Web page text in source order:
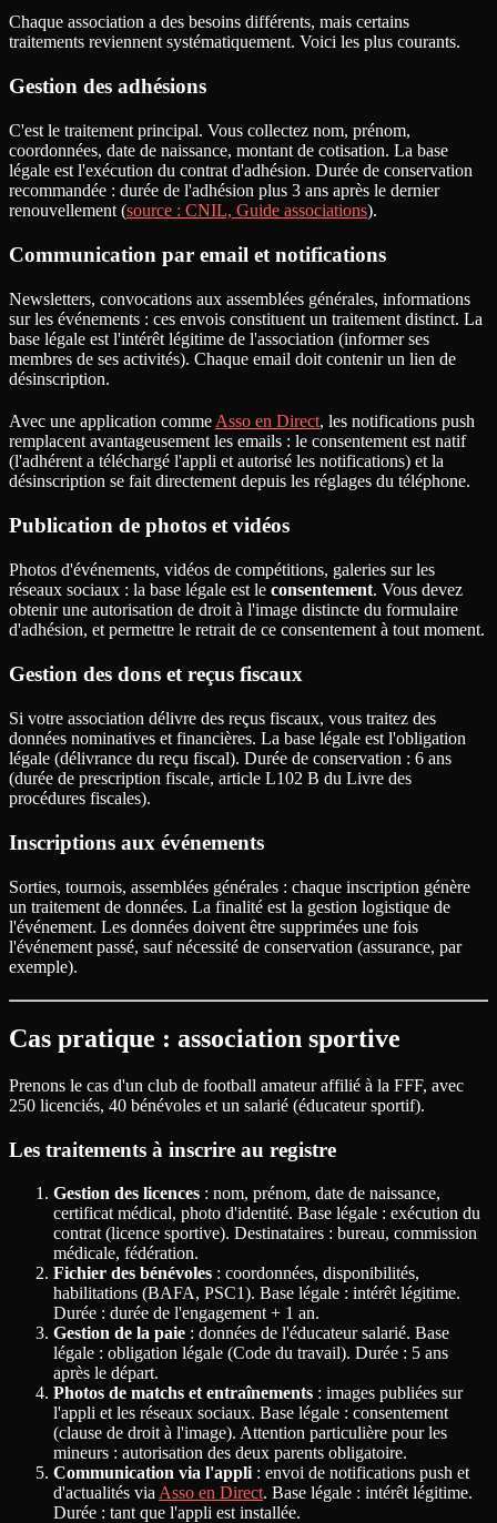
Chaque association a des besoins différents, mais certains
traitements reviennent systématiquement. Voici les plus courants.
Gestion des adhésions
C'est le traitement principal. Vous collectez nom, prénom,
coordonnées, date de naissance, montant de cotisation. La base
légale est l'exécution du contrat d'adhésion. Durée de conservation
recommandée : durée de l'adhésion plus 3 ans après le dernier
renouvellement (source : CNIL, Guide associations).
Communication par email et notifications
Newsletters, convocations aux assemblées générales, informations
sur les événements : ces envois constituent un traitement distinct. La
base légale est l'intérêt légitime de l'association (informer ses
membres de ses activités). Chaque email doit contenir un lien de
désinscription.
Avec une application comme Asso en Direct, les notifications push
remplacent avantageusement les emails : le consentement est natif
(l'adhérent a téléchargé l'appli et autorisé les notifications) et la
désinscription se fait directement depuis les réglages du téléphone.
Publication de photos et vidéos
Photos d'événements, vidéos de compétitions, galeries sur les
réseaux sociaux : la base légale est le consentement. Vous devez
obtenir une autorisation de droit à l'image distincte du formulaire
d'adhésion, et permettre le retrait de ce consentement à tout moment.
Gestion des dons et reçus fiscaux
Si votre association délivre des reçus fiscaux, vous traitez des
données nominatives et financières. La base légale est l'obligation
légale (délivrance du reçu fiscal). Durée de conservation : 6 ans
(durée de prescription fiscale, article L102 B du Livre des
procédures fiscales).
Inscriptions aux événements
Sorties, tournois, assemblées générales : chaque inscription génère
un traitement de données. La finalité est la gestion logistique de
l'événement. Les données doivent être supprimées une fois
l'événement passé, sauf nécessité de conservation (assurance, par
exemple).
Cas pratique : association sportive
Prenons le cas d'un club de football amateur affilié à la FFF, avec
250 licenciés, 40 bénévoles et un salarié (éducateur sportif).
Les traitements à inscrire au registre
Gestion des licences : nom, prénom, date de naissance,
certificat médical, photo d'identité. Base légale : exécution du
contrat (licence sportive). Destinataires : bureau, commission
médicale, fédération.
Fichier des bénévoles : coordonnées, disponibilités,
habilitations (BAFA, PSC1). Base légale : intérêt légitime.
Durée : durée de l'engagement + 1 an.
Gestion de la paie : données de l'éducateur salarié. Base
légale : obligation légale (Code du travail). Durée : 5 ans
après le départ.
Photos de matchs et entraînements : images publiées sur
l'appli et les réseaux sociaux. Base légale : consentement
(clause de droit à l'image). Attention particulière pour les
mineurs : autorisation des deux parents obligatoire.
Communication via l'appli : envoi de notifications push et
d'actualités via Asso en Direct. Base légale : intérêt légitime.
Durée : tant que l'appli est installée.